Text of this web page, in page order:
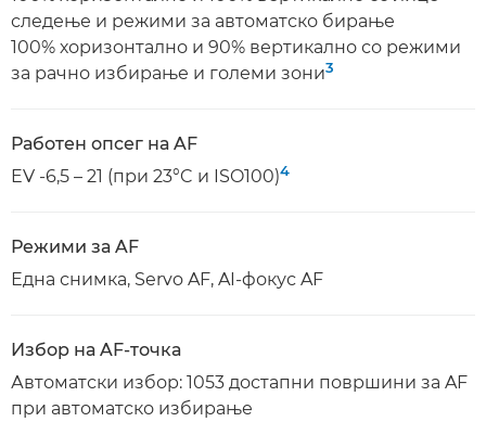
следење и режими за автоматско бирање
100% хоризонтално и 90% вертикално со режими
за рачно избирање и големи зони3
Работен опсег на AF
EV -6,5 – 21 (при 23°C и ISO100)4
Режими за AF
Една снимка, Servo AF, AI-фокус AF
Избор на AF-точка
Автоматски избор: 1053 достапни површини за AF
при автоматско избирање